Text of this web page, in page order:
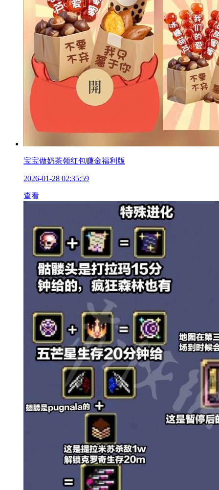
宝宝做奶茶领红包赚金福利版
2026-01-28 02:35:59
查看